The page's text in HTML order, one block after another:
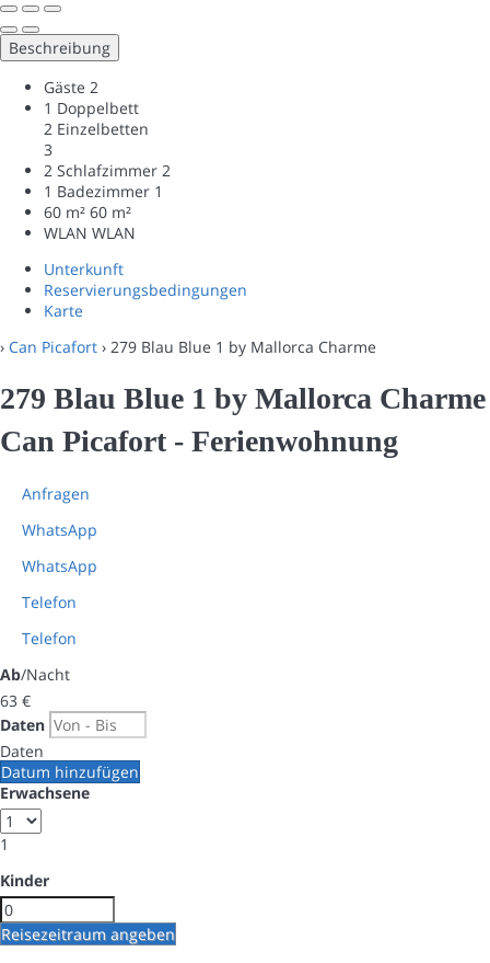
Beschreibung
Gäste 2
1 Doppelbett
2 Einzelbetten
3
2 Schlafzimmer 2
1 Badezimmer 1
60 m² 60 m²
WLAN WLAN
Unterkunft
Reservierungsbedingungen
Karte
› Can Picafort › 279 Blau Blue 1 by Mallorca Charme
279 Blau Blue 1 by Mallorca Charme
Can Picafort - Ferienwohnung
Anfragen
WhatsApp
WhatsApp
Telefon
Telefon
Ab/Nacht
63 €
Daten
Daten
Datum hinzufügen
Erwachsene
1
Kinder
Reisezeitraum angeben